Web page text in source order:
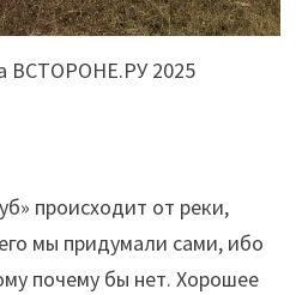
ВСТОРОНЕ.РУ 2025
происходит от реки,
мы придумали сами, ибо
почему бы нет. Хорошее